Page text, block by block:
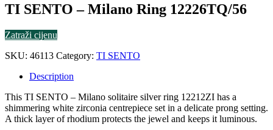
TI SENTO – Milano Ring 12226TQ/56
Zatraži cijenu
SKU: 46113 Category: TI SENTO
Description
This TI SENTO – Milano solitaire silver ring 12212ZI has a
shimmering white zirconia centrepiece set in a delicate prong setting.
A thick layer of rhodium protects the jewel and keeps it luminous.